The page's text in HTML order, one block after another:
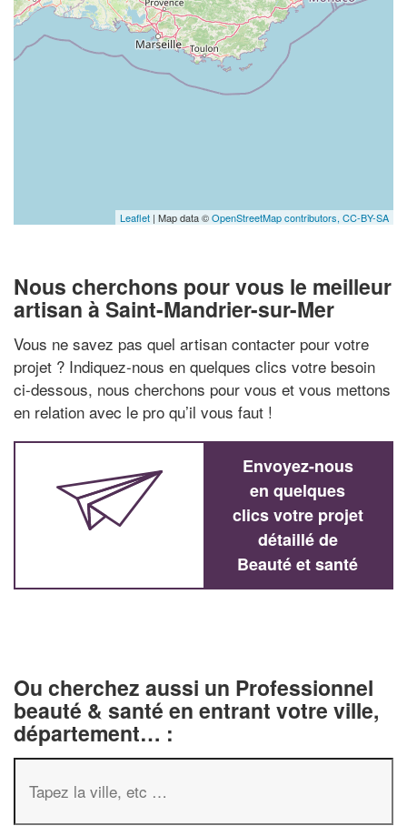
Leaflet | Map data ©OpenStreetMap contributors, CC-BY-SA
Nous cherchons pour vous le meilleur
artisan à Saint-Mandrier-sur-Mer
Vous ne savez pas quel artisan contacter pour votre
projet ? Indiquez-nous en quelques clics votre besoin
ci-dessous, nous cherchons pour vous et vous mettons
en relation avec le pro qu’il vous faut !
Envoyez-nous
en quelques
clics votre projet
détaillé de
Beauté et santé
Ou cherchez aussi un Professionnel
beauté & santé en entrant votre ville,
département… :